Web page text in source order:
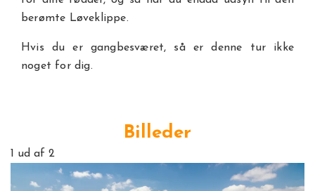
berømte Løveklippe.
Hvis du er gangbesværet, så er denne tur ikke
noget for dig.
Billeder
1 ud af 2